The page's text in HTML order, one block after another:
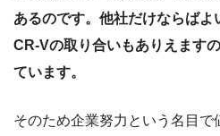
あるのです。他社だけならば
CR-Vの取り合いもありえます
ています。
そのため企業努力という名目